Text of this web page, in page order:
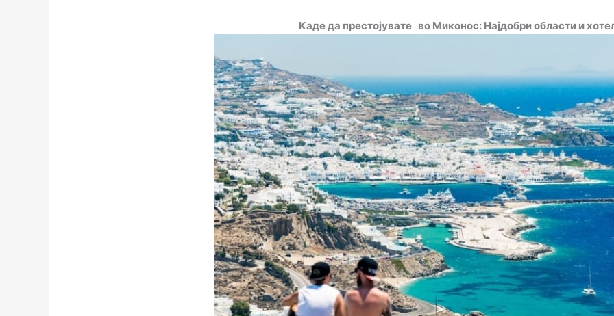
Каде да престојувате во Миконос: Најдобри области и